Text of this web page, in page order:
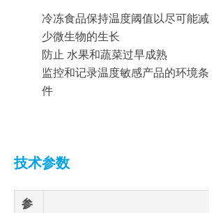
冷冻食品保持温度阈值以尽可能减
少微生物的生长
防止 水果和蔬菜过早成熟
监控和记录温度敏感产品的环境条
件
技术参数
参